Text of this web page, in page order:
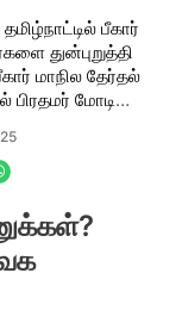
பீகார்
துன்புறுத்தி
மாநில தேர்தல்
பிரதமர் மோடி
மு.க.ஸ்டாலின்
கண்டனத்தை